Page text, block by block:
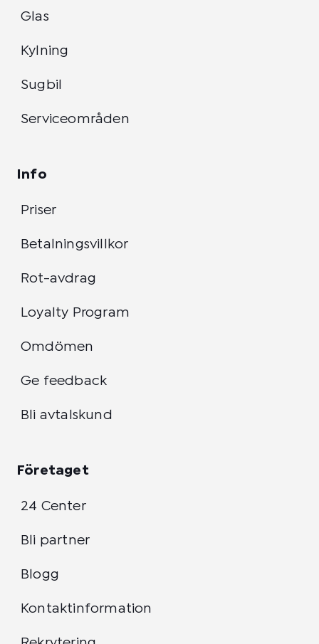
Glas
Kylning
Sugbil
Serviceområden
Info
Priser
Betalningsvillkor
Rot-avdrag
Loyalty Program
Omdömen
Ge feedback
Bli avtalskund
Företaget
24 Center
Bli partner
Blogg
Kontaktinformation